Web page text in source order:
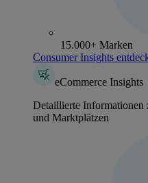
15.000+ Marken
Consumer Insights
eCommerce Insights
Detaillierte Informationen
und Marktplätzen